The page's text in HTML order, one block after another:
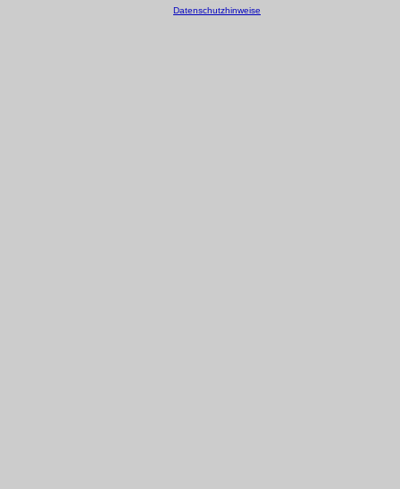
Datenschutzhinweise